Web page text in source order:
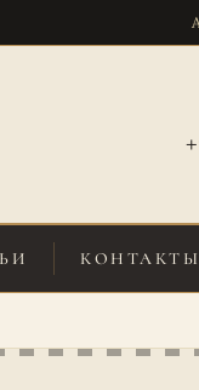
КОНТАКТЫ